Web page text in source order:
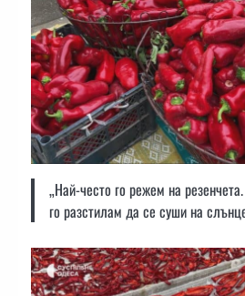
„Най-често го режем на
го разстилам да се суши на